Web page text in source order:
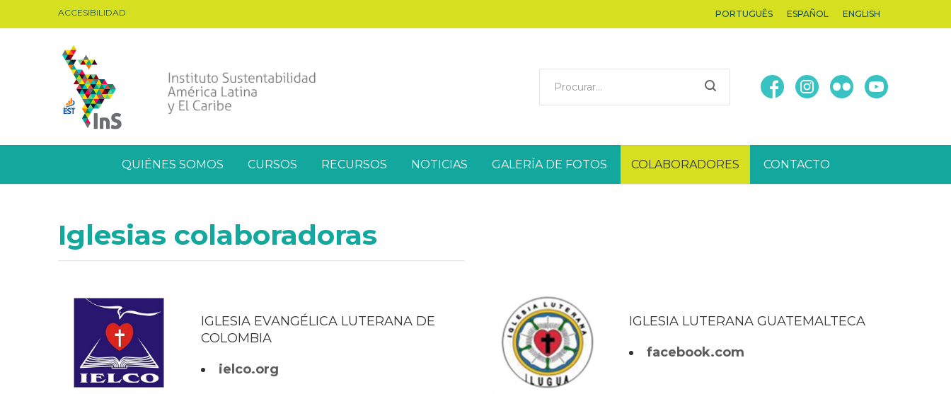
ACCESIBILIDAD PORTUGUÊS ESPAÑOL ENGLISH
QUIÉNES SOMOS CURSOS RECURSOS NOTICIAS GALERÍA DE FOTOS COLABORADORES CONTACTO
Iglesias colaboradoras
IGLESIA EVANGÉLICA LUTERANA DE
COLOMBIA
ielco.org
IGLESIA LUTERANA GUATEMALTECA
facebook.com